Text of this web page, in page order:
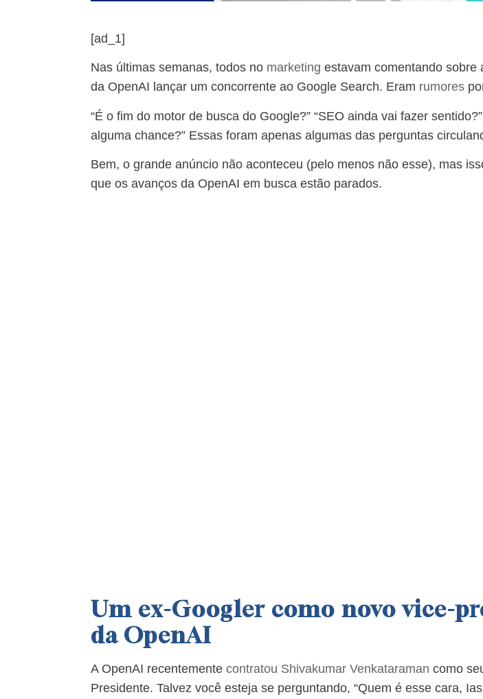
[ad_1]
Nas últimas semanas, todos no marketing estavam comentando sobre
da OpenAI lançar um concorrente ao Google Search. Eram rumores
“É o fim do motor de busca do Google?” “SEO ainda vai fazer
alguma chance?” Essas foram apenas algumas das perguntas
Bem, o grande anúncio não aconteceu (pelo menos não esse), mas
que os avanços da OpenAI em busca estão parados.
Um ex-Googler como novo vice-
da OpenAI
A OpenAI recentemente contratou Shivakumar Venkataraman como
Presidente. Talvez você esteja se perguntando, “Quem é esse cara,